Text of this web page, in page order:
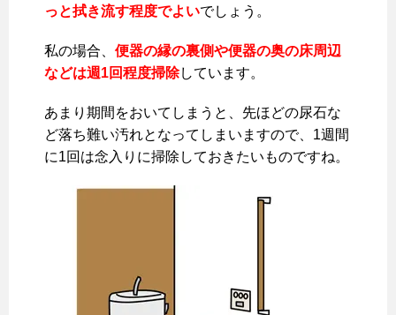
っと拭き流す程度でよいでしょう。
私の場合、 便器の縁の裏側や便器の奥の床周辺
などは週1回程度掃除しています。
あまり期間をおいてしまうと、先ほどの尿石な
ど落ち難い汚れとなってしまいますので、1週間
に1回は念入りに掃除しておきたいものですね。